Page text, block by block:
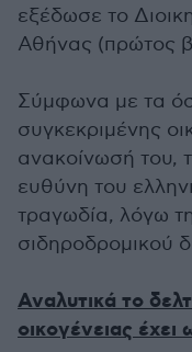
εξέδωσε το
Αθήνας (πρώτος
Σύμφωνα με τα
συγκεκριμένης
ανακοίνωσή του,
ευθύνη του
τραγωδία, λόγω
σιδηροδρομικού
Αναλυτικά το
οικογένειας έχει